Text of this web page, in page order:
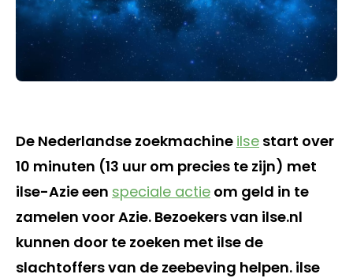
De Nederlandse zoekmachine ilse start over
10 minuten (13 uur om precies te zijn) met
ilse-Azie een speciale actie om geld in te
zamelen voor Azie. Bezoekers van ilse.nl
kunnen door te zoeken met ilse de
slachtoffers van de zeebeving helpen. ilse